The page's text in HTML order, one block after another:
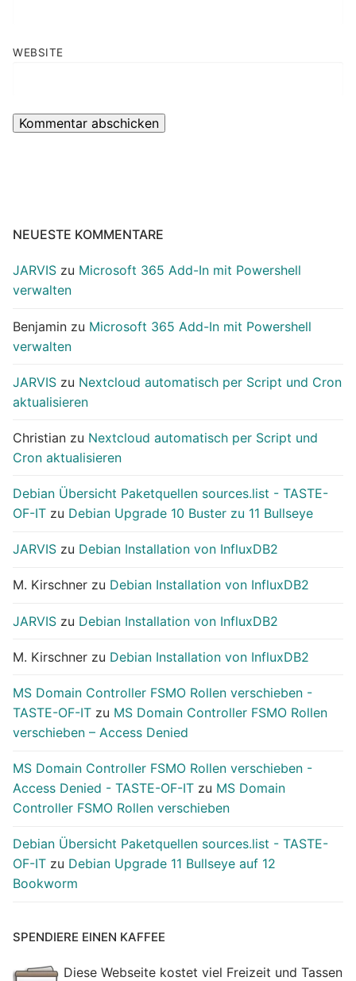
WEBSITE
NEUESTE KOMMENTARE
JARVIS zu Microsoft 365 Add-In mit Powershell
verwalten
Benjamin zu Microsoft 365 Add-In mit Powershell
verwalten
JARVIS zu Nextcloud automatisch per Script und Cron
aktualisieren
Christian zu Nextcloud automatisch per Script und
Cron aktualisieren
Debian Übersicht Paketquellen sources.list - TASTE-
OF-IT zu Debian Upgrade 10 Buster zu 11 Bullseye
JARVIS zu Debian Installation von InfluxDB2
M. Kirschner zu Debian Installation von InfluxDB2
JARVIS zu Debian Installation von InfluxDB2
M. Kirschner zu Debian Installation von InfluxDB2
MS Domain Controller FSMO Rollen verschieben -
TASTE-OF-IT zu MS Domain Controller FSMO Rollen
verschieben – Access Denied
MS Domain Controller FSMO Rollen verschieben -
Access Denied - TASTE-OF-IT zu MS Domain
Controller FSMO Rollen verschieben
Debian Übersicht Paketquellen sources.list - TASTE-
OF-IT zu Debian Upgrade 11 Bullseye auf 12
Bookworm
SPENDIERE EINEN KAFFEE
Diese Webseite kostet viel Freizeit und Tassen